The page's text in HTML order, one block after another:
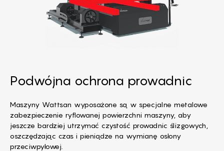
Podwójna ochrona prowadnic
Maszyny Wattsan wyposażone są w specjalne metalowe
zabezpieczenie ryflowanej powierzchni maszyny, aby
jeszcze bardziej utrzymać czystość prowadnic ślizgowych,
oszczędzając czas i pieniądze na wymianę osłony
przeciwpyłowej.